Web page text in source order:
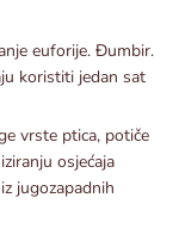
euforije. Đumbir.
koristiti jedan sat
vrste ptica, potiče
osjećaja
jugozapadnih